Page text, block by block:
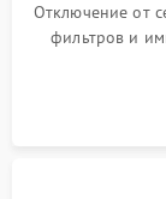
Отключение от
фильтров и